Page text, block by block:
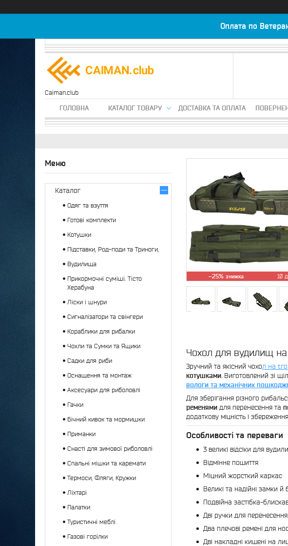
Оплата по
Caiman.club
ГОЛОВНА КАТАЛОГ ТОВАРУ ДОСТАВКА ТА ОПЛАТА
–25% 10
Чохол для вудилищ на
Зручний та якісний чохол на
котушками . Виготовлений зі
вологи та механічних
Для зберігання різного
ременями для перенесення та
додаткову міцність і
Особливості та переваги
3 великі відсіки для
Відмінне пошиття
Міцний жорсткий каркас
Великі та надійні замки й
Подвійна застібка-
Дві ручки для
Два плечові ремені для
Дві накладні кишені на
Каталог
Одяг та взуття
Готові комплекти
Котушки
Підставки, Род-поди та Триноги,
Вудилища
Прикормочні суміші. Тісто
Херабуна
Ліски і шнури
Сигналізатори та свінгери
Кораблики для рибалки
Чохли та Сумки та Ящики
Садки для риби
Оснащення та монтаж
Аксесуари для риболовлі
Гачки
Бічний кивок та мормишки
Приманки
Снасті для зимової риболовлі
Спальні мішки та каремати
Термоси, Фляги, Кружки
Ліхтарі
Палатки
Туристичні меблі
Газові горілки